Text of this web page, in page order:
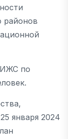
районов
ИЖС по
января 2024